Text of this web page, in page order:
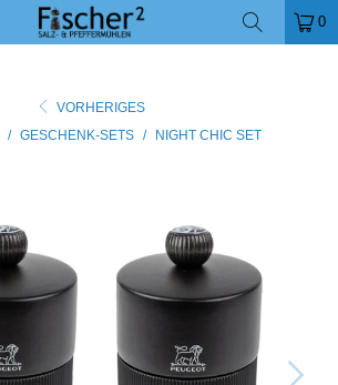
0
VORHERIGES
/ GESCHENK-SETS / NIGHT CHIC SET